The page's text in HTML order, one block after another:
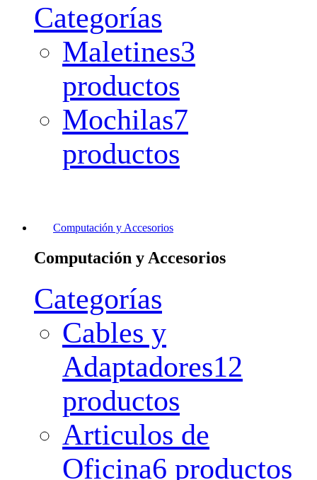
Categorías
Maletines3
productos
Mochilas7
productos
Computación y Accesorios
Computación y Accesorios
Categorías
Cables y
Adaptadores12
productos
Articulos de
Oficina6 productos